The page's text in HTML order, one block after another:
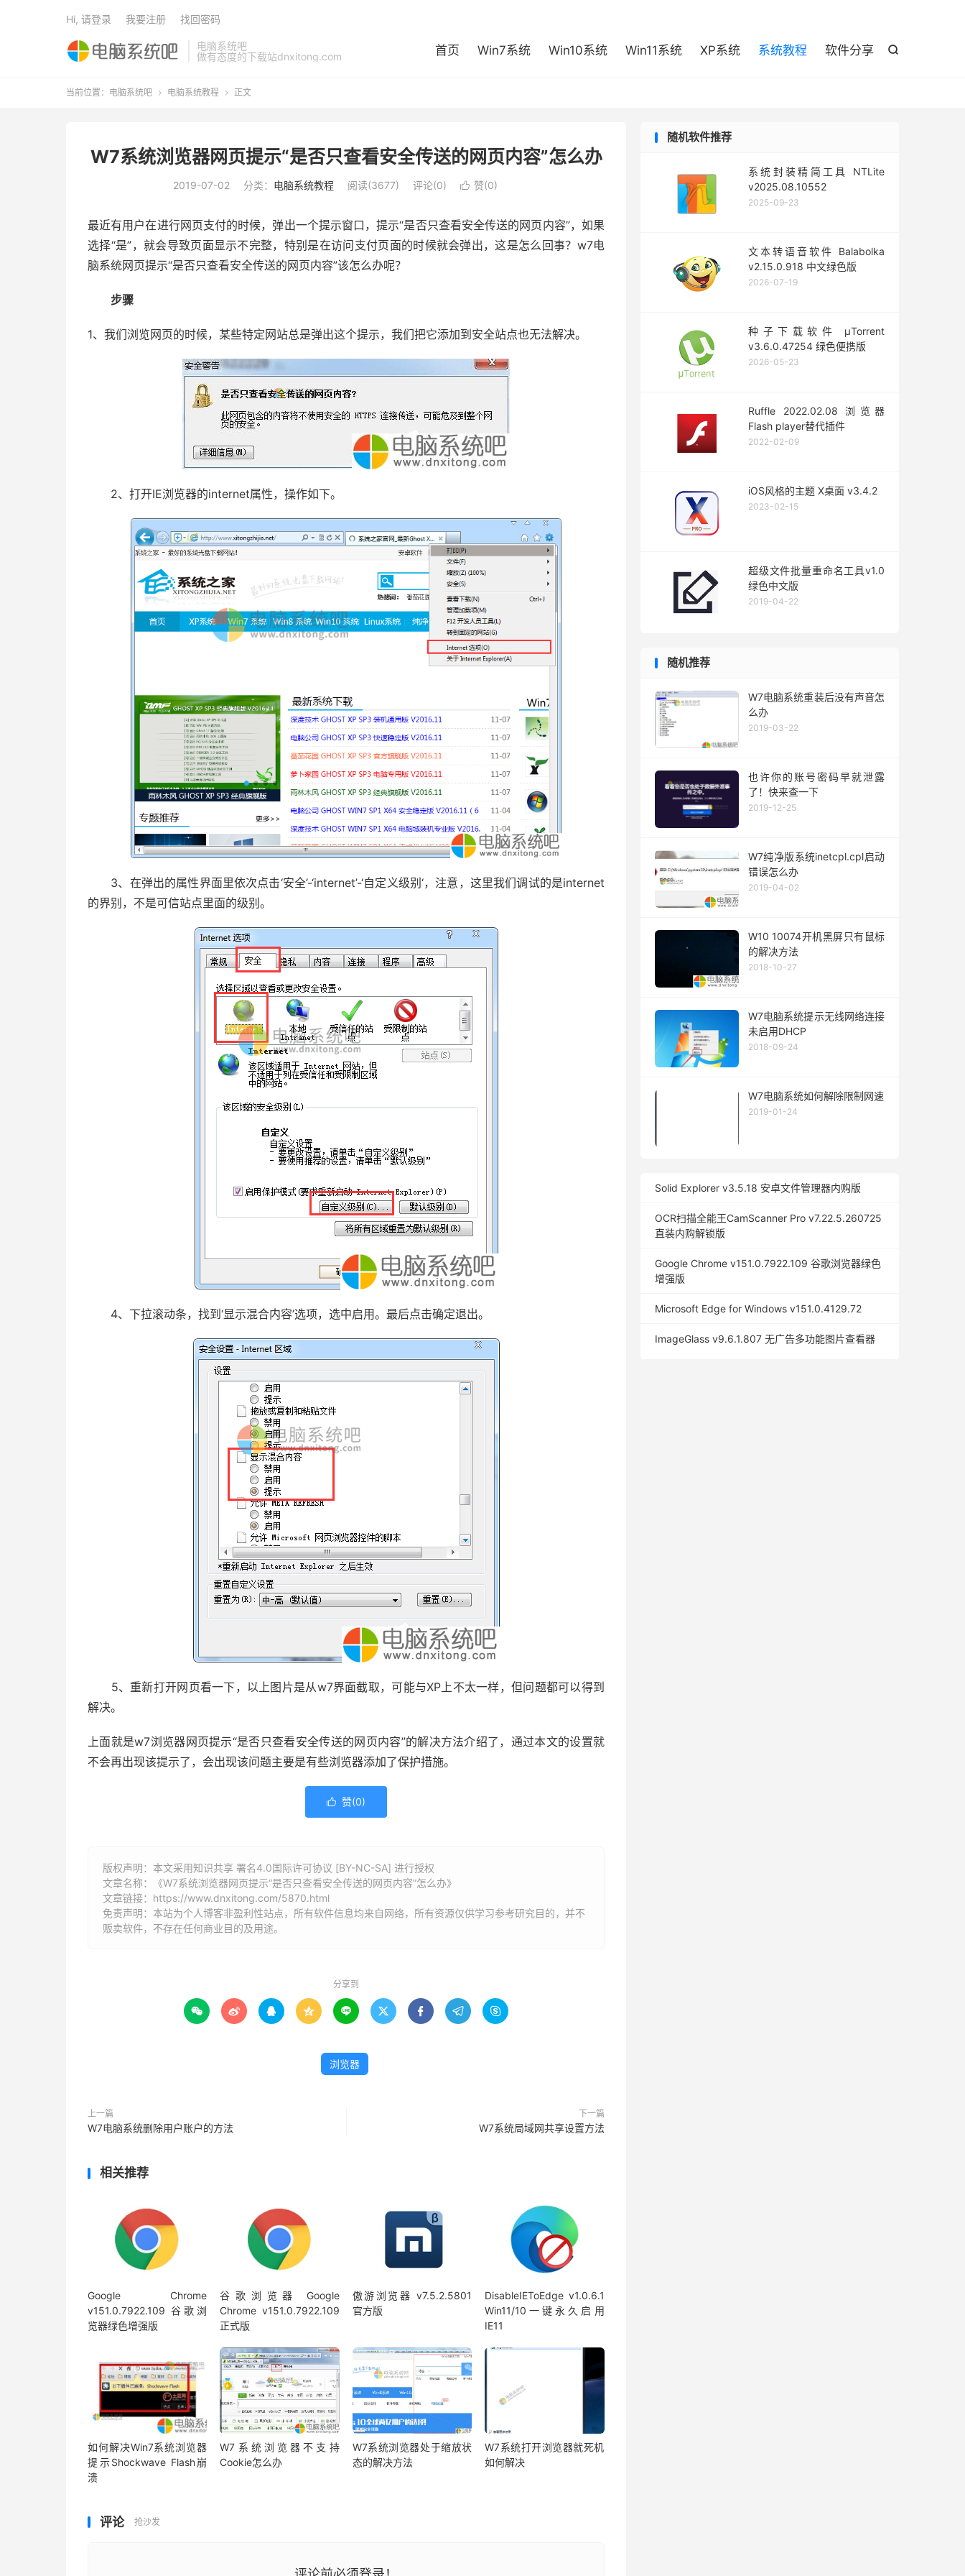
电脑系统吧
做有态度的下载站dnxitong.com

首页 Win7系统 Win10系统 Win11系统 XP系统 系统教程 软件分享
Hi, 请登录 我要注册 找回密码
当前位置： 电脑系统吧  电脑系统教程  正文
W7系统浏览器网页提示“是否只查看安全传送的网页内容”怎么办
2019-07-02 分类： 电脑系统教程 阅读(3677) 评论(0)  赞(0)
最近有用户在进行网页支付的时候，弹出一个提示窗口，提示“是否只查看安全传送的网页内容”，如果
选择“是”，就会导致页面显示不完整，特别是在访问支付页面的时候就会弹出，这是怎么回事？w7电
脑系统网页提示“是否只查看安全传送的网页内容”该怎么办呢？
步骤
1、我们浏览网页的时候，某些特定网站总是弹出这个提示，我们把它添加到安全站点也无法解决。
2、打开IE浏览器的internet属性，操作如下。
3、在弹出的属性界面里依次点击‘安全’-‘internet’-‘自定义级别‘，注意，这里我们调试的是internet
的界别，不是可信站点里面的级别。
4、下拉滚动条，找到‘显示混合内容’选项，选中启用。最后点击确定退出。
5、重新打开网页看一下，以上图片是从w7界面截取，可能与XP上不太一样，但问题都可以得到
解决。
上面就是w7浏览器网页提示“是否只查看安全传送的网页内容”的解决方法介绍了，通过本文的设置就
不会再出现该提示了，会出现该问题主要是有些浏览器添加了保护措施。
 赞(0)
版权声明：本文采用知识共享 署名4.0国际许可协议 [BY-NC-SA] 进行授权
文章名称：《W7系统浏览器网页提示“是否只查看安全传送的网页内容”怎么办》
文章链接： https://www.dnxitong.com/5870.html
免责声明：本站为个人博客非盈利性站点，所有软件信息均来自网络，所有资源仅供学习参考研究目的，并不
贩卖软件，不存在任何商业目的及用途。
分享到
        
浏览器
上一篇
W7电脑系统删除用户账户的方法
下一篇
W7系统局域网共享设置方法
相关推荐
Google Chrome
v151.0.7922.109 谷歌浏
览器绿色增强版
谷歌浏览器 Google
Chrome v151.0.7922.109
正式版
傲游浏览器 v7.5.2.5801
官方版
DisableIEToEdge v1.0.6.1
Win11/10一键永久启用
IE11
如何解决Win7系统浏览器
提示Shockwave Flash崩
溃
W7系统浏览器不支持
Cookie怎么办
W7系统浏览器处于缩放状
态的解决方法
W7系统打开浏览器就死机
如何解决
评论 抢沙发
随机软件推荐
系统封装精简工具 NTLite
v2025.08.10552
2025-09-23
文本转语音软件 Balabolka
v2.15.0.918 中文绿色版
2026-07-19
种子下载软件 μTorrent
v3.6.0.47254 绿色便携版
2026-05-23
Ruffle 2022.02.08 浏览器
Flash player替代插件
2022-02-09
iOS风格的主题 X桌面 v3.4.2
2023-02-15
超级文件批量重命名工具v1.0
绿色中文版
2019-04-22
随机推荐
W7电脑系统重装后没有声音怎
么办
2019-03-22
也许你的账号密码早就泄露
了！快来查一下
2019-12-25
W7纯净版系统inetcpl.cpl启动
错误怎么办
2019-04-02
W10 10074开机黑屏只有鼠标
的解决方法
2018-10-27
W7电脑系统提示无线网络连接
未启用DHCP
2018-09-24
W7电脑系统如何解除限制网速
2019-01-24
Solid Explorer v3.5.18 安卓文件管理器内购版
OCR扫描全能王CamScanner Pro v7.22.5.260725
直装内购解锁版
Google Chrome v151.0.7922.109 谷歌浏览器绿色
增强版
Microsoft Edge for Windows v151.0.4129.72
ImageGlass v9.6.1.807 无广告多功能图片查看器